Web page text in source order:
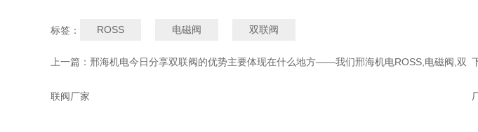
标签： ROSS 电磁阀 双联阀
上一篇： 邢海机电今日分享双联阀的优势主要体现在什么地方——我们邢海机电ROSS,电磁阀,双
联阀厂家